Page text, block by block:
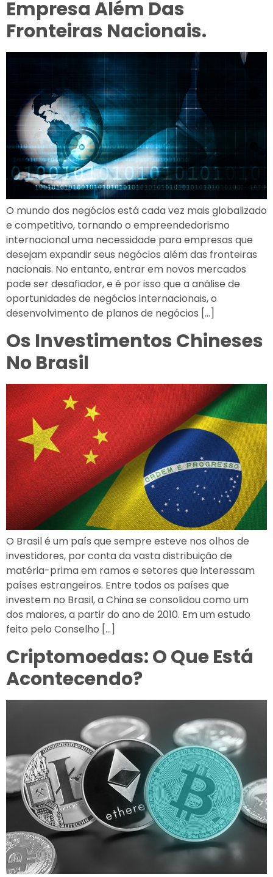
Empresa Além Das
Fronteiras Nacionais.
O mundo dos negócios está cada vez mais globalizado
e competitivo, tornando o empreendedorismo
internacional uma necessidade para empresas que
desejam expandir seus negócios além das fronteiras
nacionais. No entanto, entrar em novos mercados
pode ser desafiador, e é por isso que a análise de
oportunidades de negócios internacionais, o
desenvolvimento de planos de negócios […]
Os Investimentos Chineses
No Brasil
O Brasil é um país que sempre esteve nos olhos de
investidores, por conta da vasta distribuição de
matéria-prima em ramos e setores que interessam
países estrangeiros. Entre todos os países que
investem no Brasil, a China se consolidou como um
dos maiores, a partir do ano de 2010. Em um estudo
feito pelo Conselho […]
Criptomoedas: O Que Está
Acontecendo?